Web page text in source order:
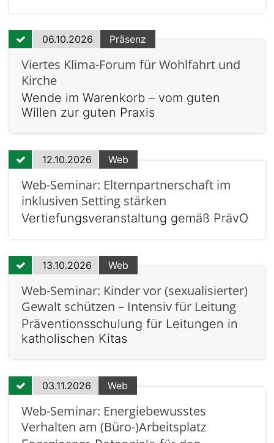
06.10.2026 Präsenz
Viertes Klima-Forum für Wohlfahrt und
Kirche
Wende im Warenkorb – vom guten
Willen zur guten Praxis
12.10.2026 Web
Web-Seminar: Elternpartnerschaft im
inklusiven Setting stärken
Vertiefungsveranstaltung gemäß PrävO
13.10.2026 Web
Web-Seminar: Kinder vor (sexualisierter)
Gewalt schützen – Intensiv für Leitung
Präventionsschulung für Leitungen in
katholischen Kitas
03.11.2026 Web
Web-Seminar: Energiebewusstes
Verhalten am (Büro-)Arbeitsplatz